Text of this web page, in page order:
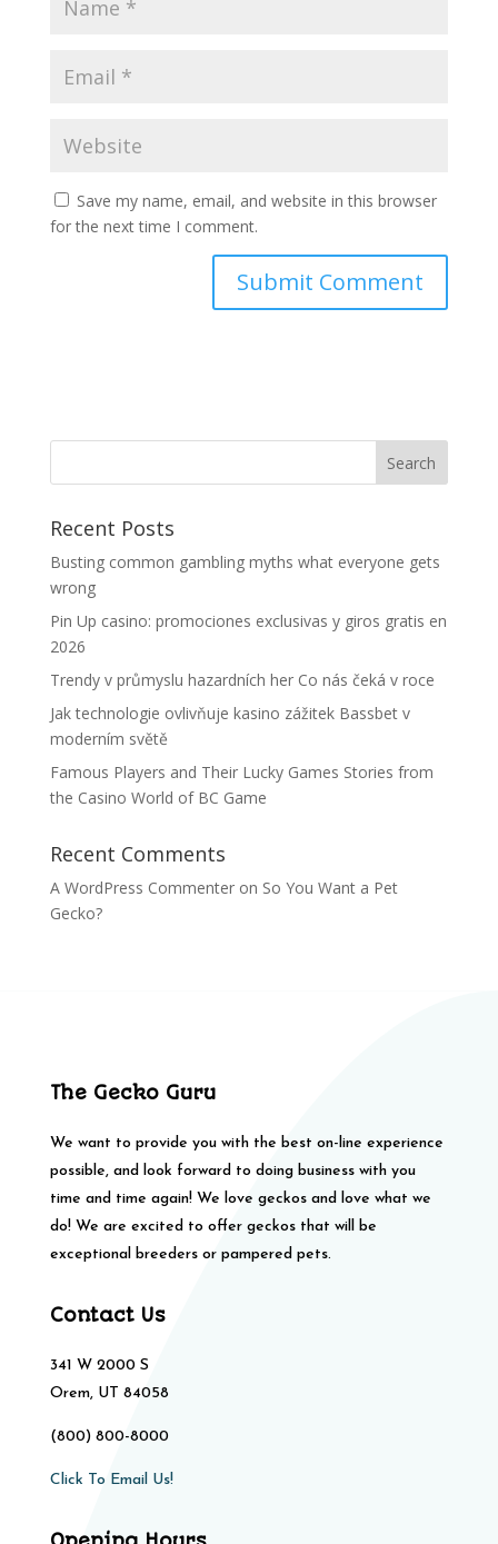
Save my name, email, and website in this browser
for the next time I comment.
Recent Posts
Busting common gambling myths what everyone gets
wrong
Pin Up casino: promociones exclusivas y giros gratis en
2026
Trendy v průmyslu hazardních her Co nás čeká v roce
Jak technologie ovlivňuje kasino zážitek Bassbet v
moderním světě
Famous Players and Their Lucky Games Stories from
the Casino World of BC Game
Recent Comments
A WordPress Commenteron So You Want a Pet
Gecko?
The Gecko Guru
We want to provide you with the best on-line experience
possible, and look forward to doing business with you
time and time again! We love geckos and love what we
do! We are excited to offer geckos that will be
exceptional breeders or pampered pets.
Contact Us
341 W 2000 S
Orem, UT 84058
(800) 800-8000
Click To Email Us!